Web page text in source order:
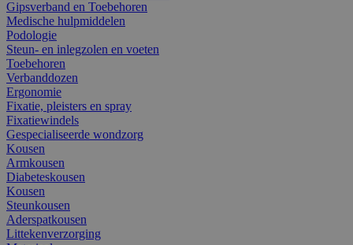
Gipsverband en Toebehoren
Medische hulpmiddelen
Podologie
Steun- en inlegzolen en voeten
Toebehoren
Verbanddozen
Ergonomie
Fixatie, pleisters en spray
Fixatiewindels
Gespecialiseerde wondzorg
Kousen
Armkousen
Diabeteskousen
Kousen
Steunkousen
Aderspatkousen
Littekenverzorging